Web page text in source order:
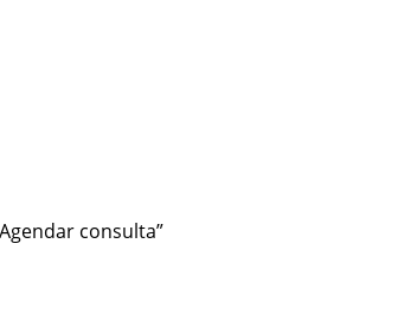
consulta”